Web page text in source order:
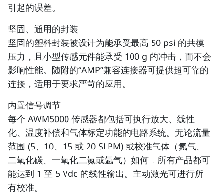
引起的误差。
坚固、通用的封装
坚固的塑料封装被设计为能承受最高 50 psi 的共模
压力，且小型传感元件能承受 100 g 的冲击，而不会
影响性能。随附的“AMP”兼容连接器可提供超可靠的
连接，适用于要求严苛的应用。
内置信号调节
每个 AWM5000 传感器都包括可执行放大、线性
化、温度补偿和气体标定功能的电路系统。无论流量
范围 (5、10、15 或 20 SLPM) 或校准气体（氮气、
二氧化碳、一氧化二氮或氩气）如何，所有产品都可
能达到 1 至 5 Vdc 的线性输出。主动激光可进行所
有校准。